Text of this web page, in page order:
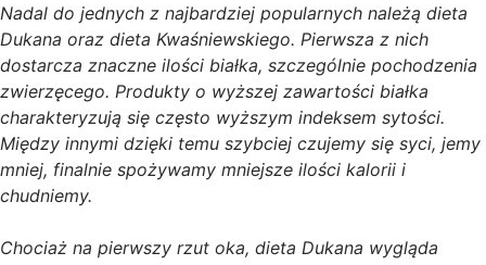
Nadal do jednych z najbardziej popularnych należą dieta
Dukana oraz dieta Kwaśniewskiego. Pierwsza z nich
dostarcza znaczne ilości białka, szczególnie pochodzenia
zwierzęcego. Produkty o wyższej zawartości białka
charakteryzują się często wyższym indeksem sytości.
Między innymi dzięki temu szybciej czujemy się syci, jemy
mniej, finalnie spożywamy mniejsze ilości kalorii i
chudniemy.
Chociaż na pierwszy rzut oka, dieta Dukana wygląda